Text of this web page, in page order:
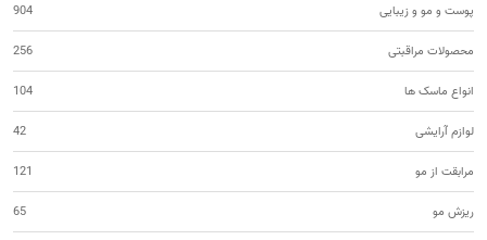
پوست و مو و زیبایی 904
محصولات مراقبتی 256
انواع ماسک ها 104
لوازم آرایشی 42
مرابقت از مو 121
ریزش مو 65